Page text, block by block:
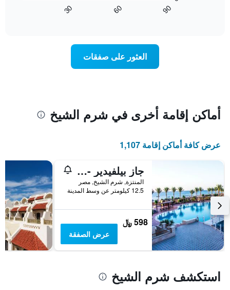
1
محور
يعرض
الإقامة
يتضمن
المخطط
التالي
1
محور
Y
متوسط
سعر
90
60
30
العثور على صفقات
أماكن إقامة أخرى في شرم الشيخ
عرض كافة أماكن إقامة 1,107
جاز بيلفيدير - بسعر شامل جميع الخدمات
المنتزة, شرم الشيخ, مصر
12.5 كيلومتر عن وسط المدينة
598 ﷼
عرض الصفقة
استكشف شرم الشيخ